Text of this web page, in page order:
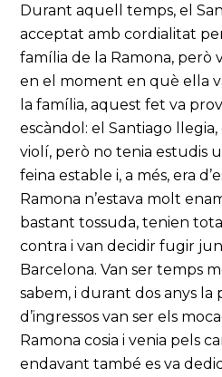
Durant aquell temps, el
acceptat amb cordialitat
família de la Ramona, però
en el moment en què ella
la família, aquest fet va
escàndol: el Santiago llegia,
violí, però no tenia estudis
feina estable i, a més, era
Ramona n’estava molt
bastant tossuda, tenien
contra i van decidir fugir
Barcelona. Van ser temps
sabem, i durant dos anys la
d’ingressos van ser els
Ramona cosia i venia pels
endavant també es va